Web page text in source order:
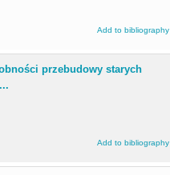
Add to bibliography
przebudowy starych
Add to bibliography